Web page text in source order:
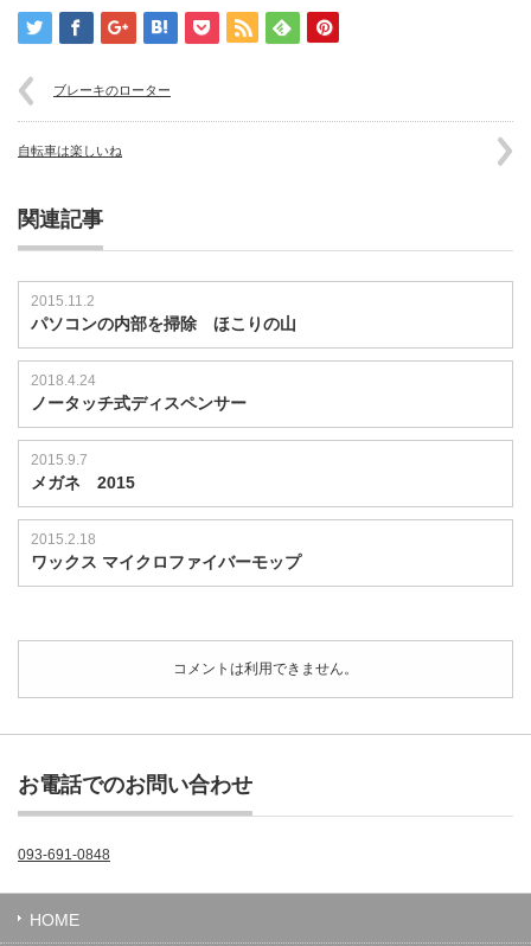
新
刊
ブレーキのローター
自転車は楽しいね
関連記事
2015.11.2
パソコンの内部を掃除 ほこりの山
2018.4.24
ノータッチ式ディスペンサー
2015.9.7
メガネ 2015
2015.2.18
ワックス マイクロファイバーモップ
コメントは利用できません。
お電話でのお問い合わせ
093-691-0848
HOME